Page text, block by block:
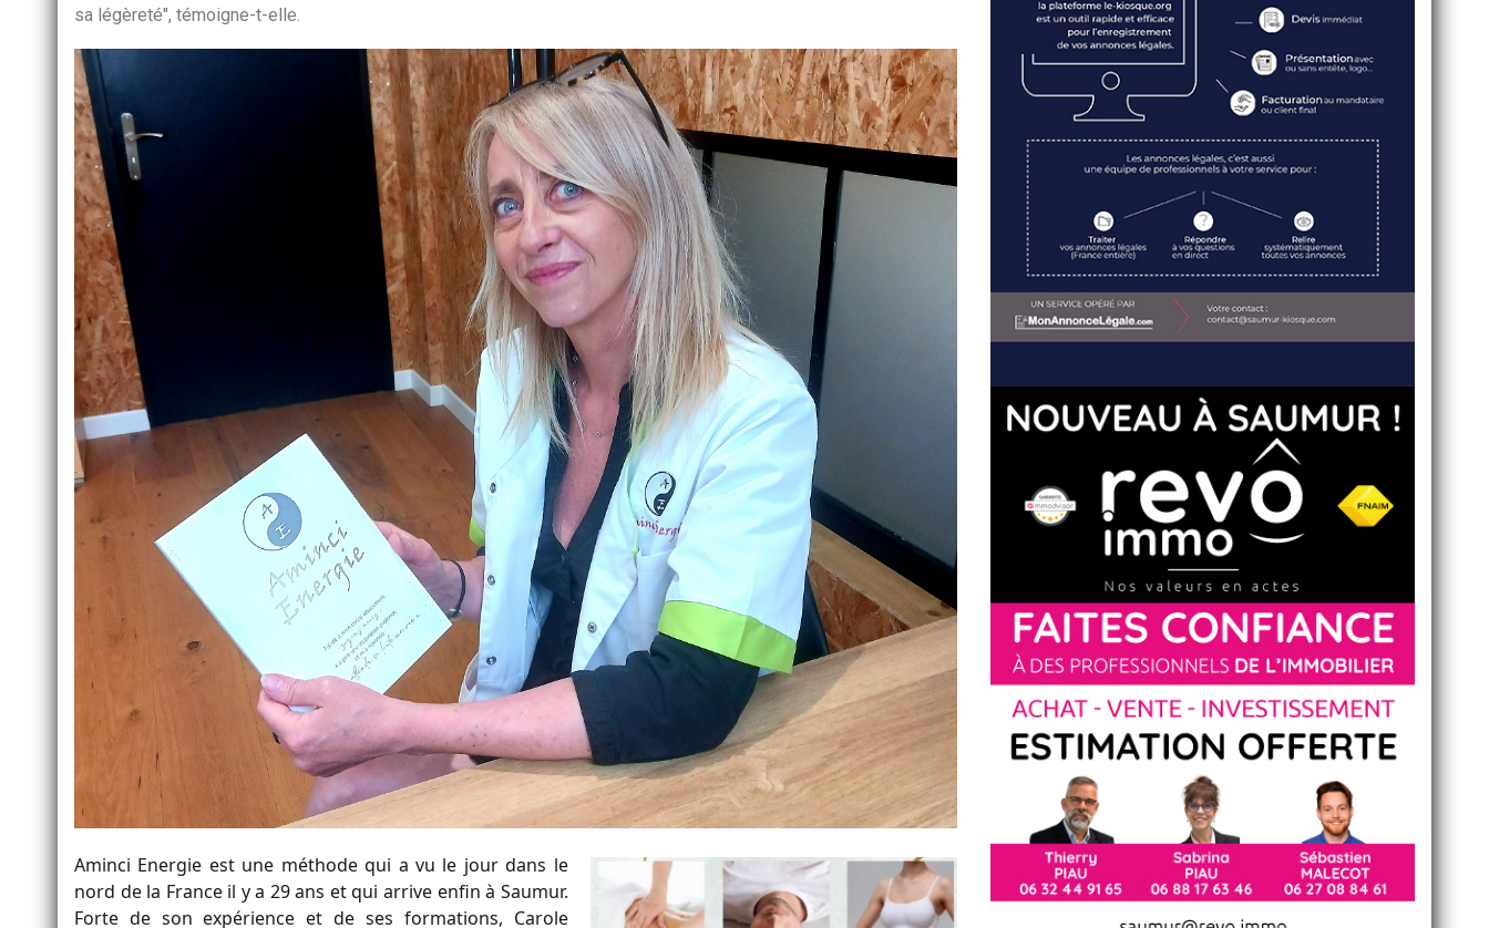
sa légèreté", témoigne-t-elle.
Aminci Energie est une méthode qui a vu le jour dans le
nord de la France il y a 29 ans et qui arrive enfin à Saumur.
Forte de son expérience et de ses formations, Carole